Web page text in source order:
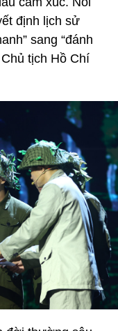
định lịch sử
sang “đánh
tịch Hồ Chí